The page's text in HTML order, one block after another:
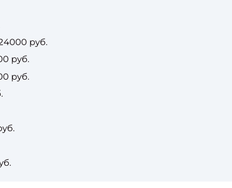
руб.
руб.
руб.